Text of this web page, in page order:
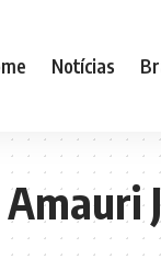
Notícias